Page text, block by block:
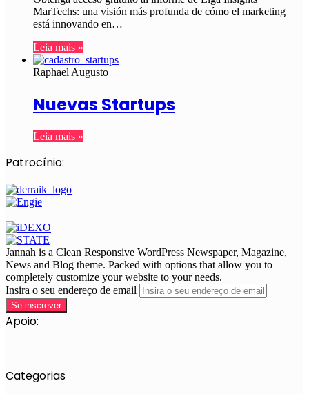
MarTechs: una visión más profunda de cómo el marketing
está innovando en…
Leia mais »
Raphael Augusto
Nuevas Startups
Leia mais »
Patrocínio:
Jannah is a Clean Responsive WordPress Newspaper, Magazine,
News and Blog theme. Packed with options that allow you to
completely customize your website to your needs.
Insira o seu endereço de email
Apoio:
Categorias